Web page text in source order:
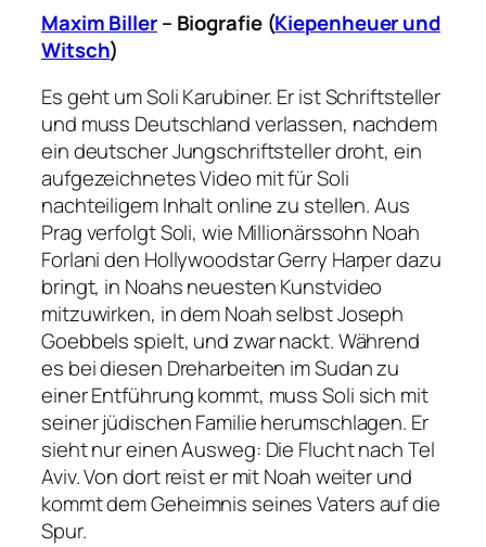
Maxim Biller– Biografie (Kiepenheuer und
Witsch)
Es geht um Soli Karubiner. Er ist Schriftsteller
und muss Deutschland verlassen, nachdem
ein deutscher Jungschriftsteller droht, ein
aufgezeichnetes Video mit für Soli
nachteiligem Inhalt online zu stellen. Aus
Prag verfolgt Soli, wie Millionärssohn Noah
Forlani den Hollywoodstar Gerry Harper dazu
bringt, in Noahs neuesten Kunstvideo
mitzuwirken, in dem Noah selbst Joseph
Goebbels spielt, und zwar nackt. Während
es bei diesen Dreharbeiten im Sudan zu
einer Entführung kommt, muss Soli sich mit
seiner jüdischen Familie herumschlagen. Er
sieht nur einen Ausweg: Die Flucht nach Tel
Aviv. Von dort reist er mit Noah weiter und
kommt dem Geheimnis seines Vaters auf die
Spur.